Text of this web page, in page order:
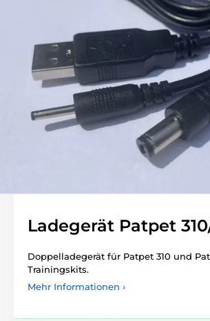
Ladegerät Patpet
Doppelladegerät für Patpet 310 und
Trainingskits.
Mehr Informationen ›